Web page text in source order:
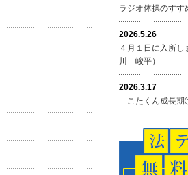
ラジオ体操のす
2026.5.26
４月１日に入所
川 峻平）
2026.3.17
「こたくん成長